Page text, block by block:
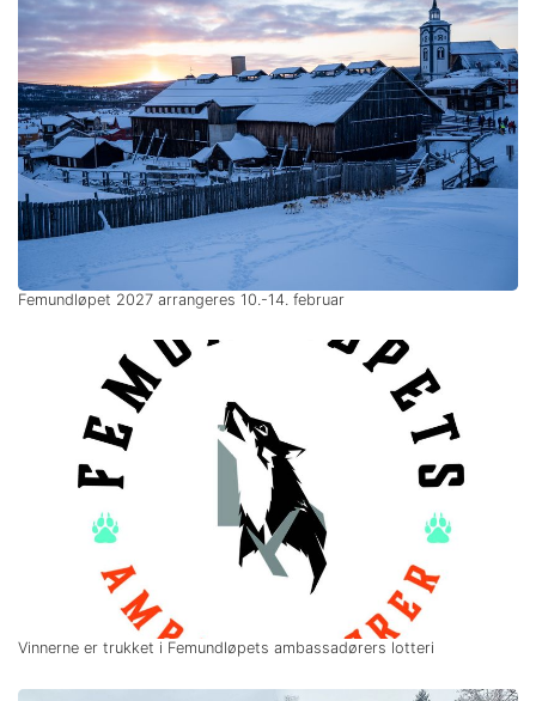
Femundløpet 2027 arrangeres 10.-14. februar
Vinnerne er trukket i Femundløpets ambassadørers lotteri